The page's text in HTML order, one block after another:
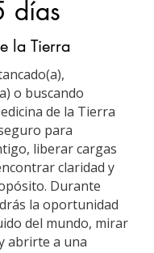
días
la Tierra
o buscando
de la Tierra
para
liberar cargas
claridad y
Durante
la oportunidad
del mundo, mirar
abrirte a una